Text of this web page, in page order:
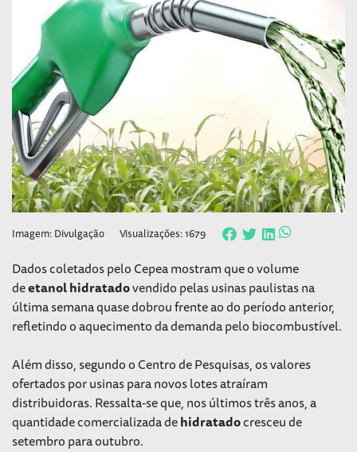
Imagem: Divulgação Visualizações: 1679
Dados coletados pelo Cepea mostram que o volume
deetanolhidratadovendido pelas usinas paulistas na
última semana quase dobrou frente ao do período anterior,
refletindo o aquecimento da demanda pelo biocombustível.
Além disso, segundo o Centro de Pesquisas, os valores
ofertados por usinas para novos lotes atraíram
distribuidoras. Ressalta-se que, nos últimos três anos, a
quantidade comercializada dehidratadocresceu de
setembro para outubro.